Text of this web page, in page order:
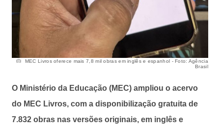
MEC Livros oferece mais 7,8 mil obras em inglês e espanhol - Foto: Agência
Brasil
O Ministério da Educação (MEC) ampliou o acervo
do MEC Livros, com a disponibilização gratuita de
7.832 obras nas versões originais, em inglês e